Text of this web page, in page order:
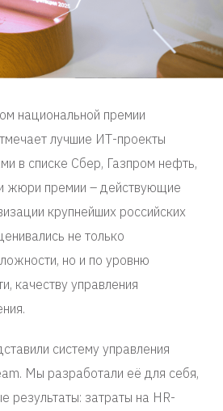
национальной премии
лучшие ИТ-проекты
в списке Сбер, Газпром нефть,
жюри премии – действующие
крупнейших российских
не только
но и по уровню
качеству управления
систему управления
Мы разработали её для себя,
результаты: затраты на HR-